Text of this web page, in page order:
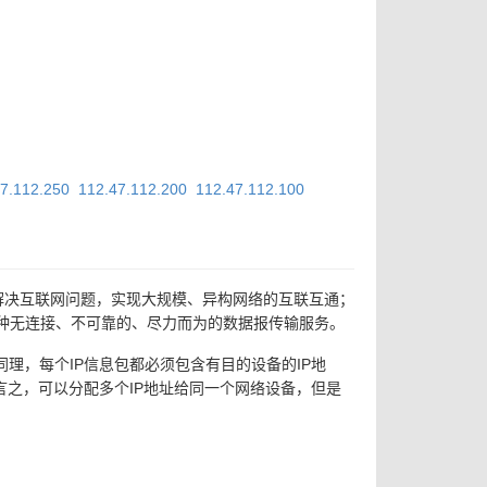
112.47.112.200 112.47.112.100
互联网问题，实现大规模、异构网络的互联互通；
连接、不可靠的、尽力而为的数据报传输服务。
，每个IP信息包都必须包含有目的设备的IP地
，可以分配多个IP地址给同一个网络设备，但是